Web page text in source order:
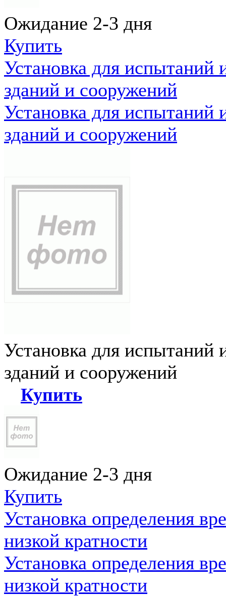
Ожидание 2-3 дня
Купить
Установка для испытаний
зданий и сооружений
Установка для испытаний
зданий и сооружений
Установка для испытаний
зданий и сооружений
Купить
Ожидание 2-3 дня
Купить
Установка определения
низкой кратности
Установка определения
низкой кратности